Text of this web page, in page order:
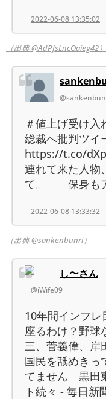
2022-06-08 13:35:02
（出典 @AdPfsLncOaieg42）
＃値上げ受け
総裁へ批判ツイ
https://t.co/
連れて来た人物
て。 保身も
2022-06-08 13:33:32
（出典 @sankenbunri）
し〜さん
@iWife09
10年間インフ
座るわけ？野球
三、菅義偉、岸
国民を舐めきっ
てません 黒田
ト続々 - 毎日